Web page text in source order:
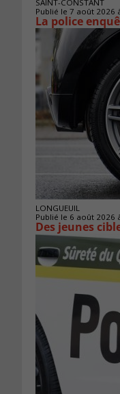
SAINT-CONSTANT
Publié le 7 août 2026
La police
LONGUEUIL
Publié le 6 août 2026
Des jeunes